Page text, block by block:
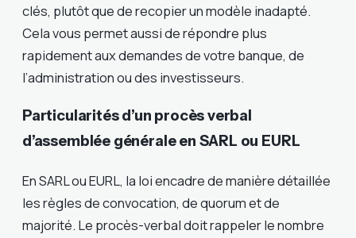
clés, plutôt que de recopier un modèle inadapté.
Cela vous permet aussi de répondre plus
rapidement aux demandes de votre banque, de
l’administration ou des investisseurs.
Particularités d’un procès verbal
d’assemblée générale en SARL ou EURL
En SARL ou EURL, la loi encadre de manière détaillée
les règles de convocation, de quorum et de
majorité. Le procès-verbal doit rappeler le nombre